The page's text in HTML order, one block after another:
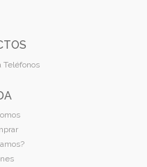
Teléfonos